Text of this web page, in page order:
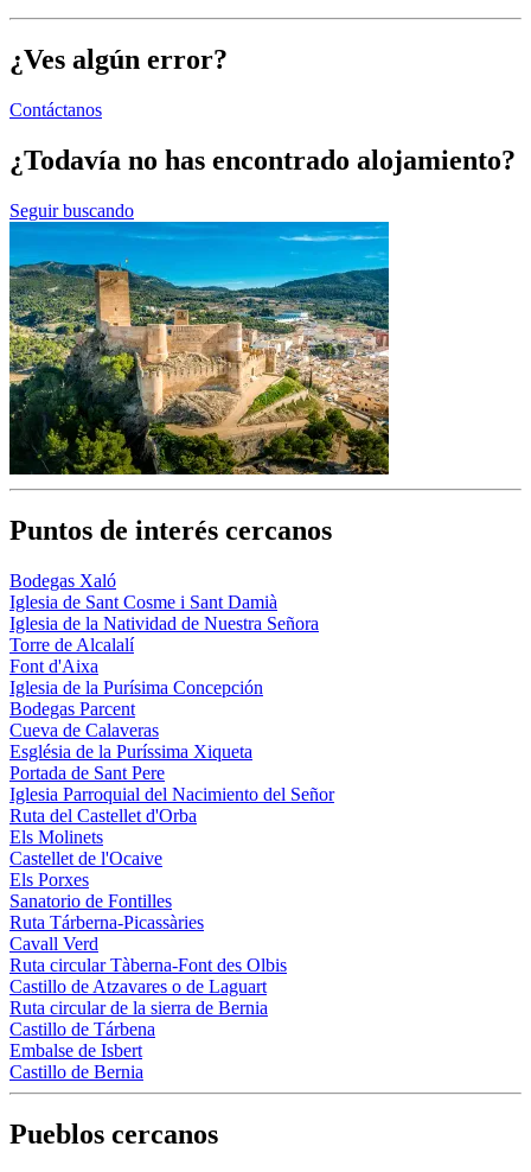
¿Ves algún error?
Contáctanos
¿Todavía no has encontrado alojamiento?
Seguir buscando
Puntos de interés cercanos
Bodegas Xaló
Iglesia de Sant Cosme i Sant Damià
Iglesia de la Natividad de Nuestra Señora
Torre de Alcalalí
Font d'Aixa
Iglesia de la Purísima Concepción
Bodegas Parcent
Cueva de Calaveras
Església de la Puríssima Xiqueta
Portada de Sant Pere
Iglesia Parroquial del Nacimiento del Señor
Ruta del Castellet d'Orba
Els Molinets
Castellet de l'Ocaive
Els Porxes
Sanatorio de Fontilles
Ruta Tárberna-Picassàries
Cavall Verd
Ruta circular Tàberna-Font des Olbis
Castillo de Atzavares o de Laguart
Ruta circular de la sierra de Bernia
Castillo de Tárbena
Embalse de Isbert
Castillo de Bernia
Pueblos cercanos